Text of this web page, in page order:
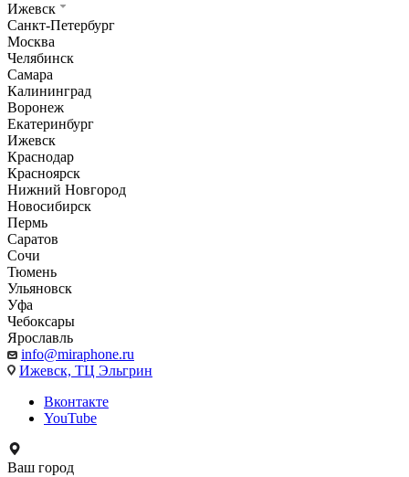
Ижевск
Санкт-Петербург
Москва
Челябинск
Самара
Калининград
Воронеж
Екатеринбург
Ижевск
Краснодар
Красноярск
Нижний Новгород
Новосибирск
Пермь
Саратов
Сочи
Тюмень
Ульяновск
Уфа
Чебоксары
Ярославль
info@miraphone.ru
Ижевск, ТЦ Эльгрин
Вконтакте
YouTube
Ваш город